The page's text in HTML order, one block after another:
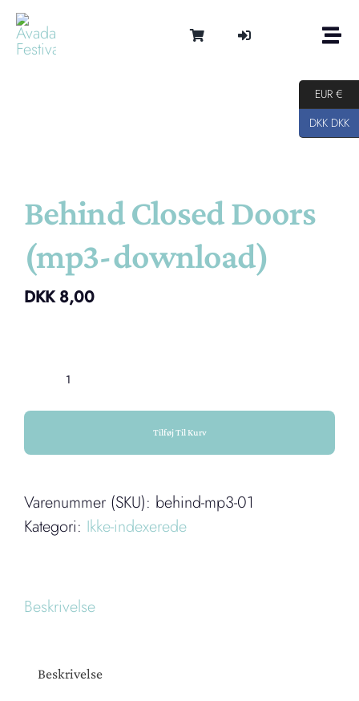
Skip
content
Om
Behind Closed Doors
(mp3-download)
DKK8,00
Behind
Closed
(mp3-
antal
Tilføj Til Kurv
Varenummer (SKU): behind-mp3-01
Kategori: Ikke-indexerede
Beskrivelse
Beskrivelse
EUR €
DKK DKK